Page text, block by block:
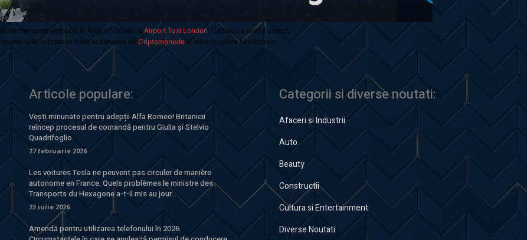
de transport aeroport in Anglia? Încearcă Airport Taxi London. Calitate la prețul corect.
specializata in tranzactionarea de Criptomonedesi infrastructura blockchain.
Articole populare:
Vești minunate pentru adepții Alfa Romeo! Britanicii
reîncep procesul de comandă pentru Giulia și Stelvio
Quadrifoglio.
27 februarie 2026
Les voitures Tesla ne peuvent pas circuler de manière
autonome en France. Quels problèmes le ministre des
Transports du Hexagone a-t-il mis au jour...
23 iulie 2026
Amendă pentru utilizarea telefonului în 2026.
Categorii si diverse noutati:
Afaceri si Industrii
Auto
Beauty
Constructii
Cultura si Entertainment
Diverse Noutati